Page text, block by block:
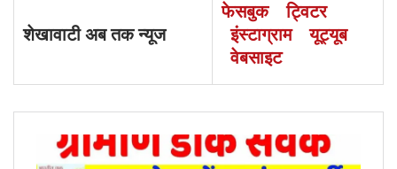
शेखावाटी अब तक न्यूज
फेसबुक
ट्विटर
इंस्टाग्राम
यूट्यूब
वेबसाइट